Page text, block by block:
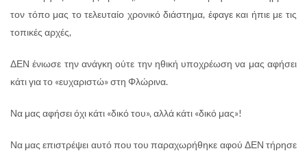
τον τόπο μας το τελευταίο χρονικό διάστημα, έφαγε και ήπιε με τις
τοπικές αρχές,
ΔΕΝ ένιωσε την ανάγκη ούτε την ηθική υποχρέωση να μας αφήσει
κάτι για το «ευχαριστώ» στη Φλώρινα.
Να μας αφήσει όχι κάτι «δικό του», αλλά κάτι «δικό μας»!
Να μας επιστρέψει αυτό που του παραχωρήθηκε αφού ΔΕΝ τήρησε